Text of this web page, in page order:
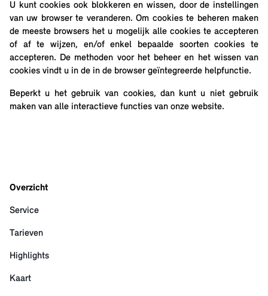
U kunt cookies ook blokkeren en wissen, door de instellingen
van uw browser te veranderen. Om cookies te beheren maken
de meeste browsers het u mogelijk alle cookies te accepteren
of af te wijzen, en/of enkel bepaalde soorten cookies te
accepteren. De methoden voor het beheer en het wissen van
cookies vindt u in de in de browser geïntegreerde helpfunctie.
Beperkt u het gebruik van cookies, dan kunt u niet gebruik
maken van alle interactieve functies van onze website.
Overzicht
Service
Tarieven
Highlights
Kaart